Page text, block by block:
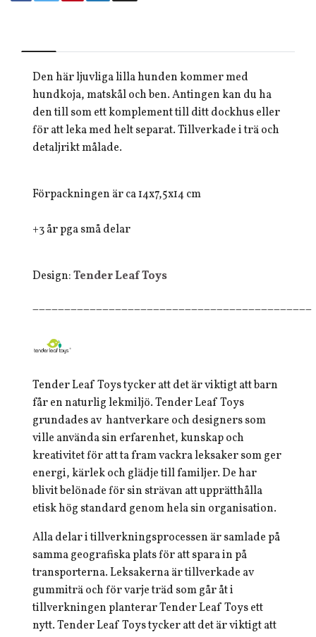
Den här ljuvliga lilla hunden kommer med
hundkoja, matskål och ben. Antingen kan du ha
den till som ett komplement till ditt dockhus eller
för att leka med helt separat. Tillverkade i trä och
detaljrikt målade.
Förpackningen är ca 14x7,5x14 cm
+3 år pga små delar
Design:Tender Leaf Toys
Tender Leaf Toys tycker att det är viktigt att barn
får en naturlig lekmiljö. Tender Leaf Toys
grundades av hantverkare och designers som
ville använda sin erfarenhet, kunskap och
kreativitet för att ta fram vackra leksaker som ger
energi, kärlek och glädje till familjer. De har
blivit belönade för sin strävan att upprätthålla
etisk hög standard genom hela sin organisation.
Alla delar i tillverkningsprocessen är samlade på
samma geografiska plats för att spara in på
transporterna. Leksakerna är tillverkade av
gummiträ och för varje träd som går åt i
tillverkningen planterar Tender Leaf Toys ett
nytt. Tender Leaf Toys tycker att det är viktigt att